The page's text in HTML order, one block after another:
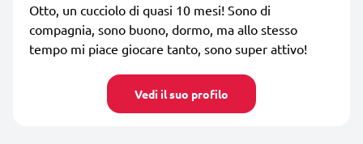
Otto, un cucciolo di quasi 10 mesi! Sono di
compagnia, sono buono, dormo, ma allo stesso
tempo mi piace giocare tanto, sono super attivo!
Vedi il suo profilo